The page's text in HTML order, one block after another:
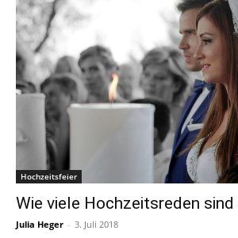
Hochzeitsfeier
Wie viele Hochzeitsreden sind
Julia Heger - 3. Juli 2018